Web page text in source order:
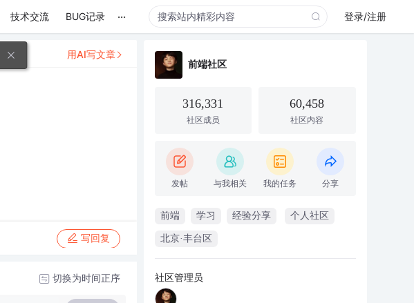
技术交流 BUG记录 ... 登录/注册
写回复
用AI写文章
切换为时间正序
前端社区
316,331
社区成员
60,458
社区内容
发帖 与我相关 我的任务 分享
前端 学习 经验分享 个人社区
北京·丰台区
社区管理员